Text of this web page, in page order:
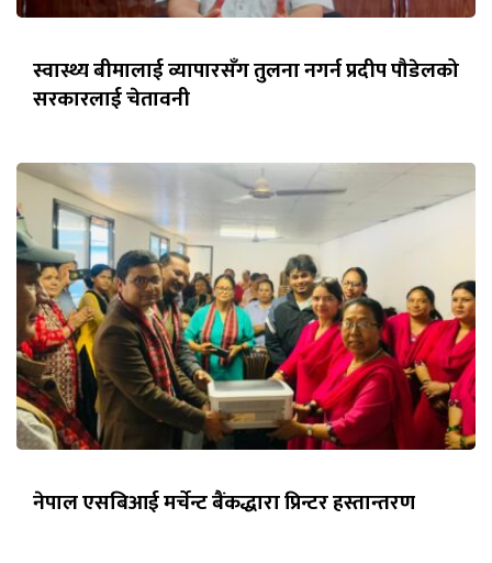
स्वास्थ्य बीमालाई व्यापारसँग तुलना नगर्न प्रदीप पौडेलको
सरकारलाई चेतावनी
नेपाल एसबिआई मर्चेन्ट बैंकद्धारा प्रिन्टर हस्तान्तरण